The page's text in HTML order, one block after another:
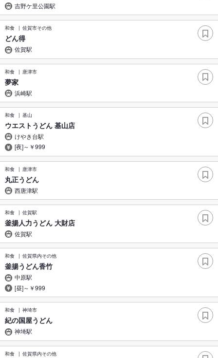
吉野ケ里公園駅
和食 佐賀市その他
どん得
佐賀駅
和食 唐津市
夢家
浜崎駅
和食 基山
ウエストうどん 基山店
けやき台駅
[夜]～￥999
和食 唐津市
丸正うどん
西唐津駅
和食 佐賀駅
釜揚人力うどん 大財店
佐賀駅
和食 佐賀県内その他
釜揚うどん香竹
中原駅
[昼]～￥999
和食 神埼市
紀の国屋うどん
神埼駅
和食 佐賀県内その他